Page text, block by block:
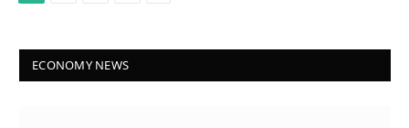
ECONOMY NEWS